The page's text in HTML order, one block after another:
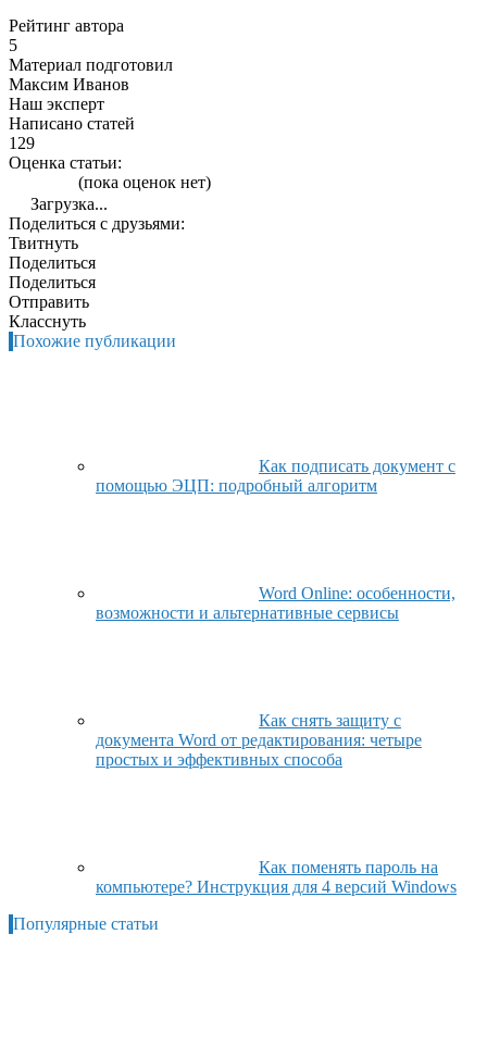
Рейтинг автора
5
Материал подготовил
Максим Иванов
Наш эксперт
Написано статей
129
Оценка статьи:
(пока оценок нет)
Загрузка...
Поделиться с друзьями:
Твитнуть
Поделиться
Поделиться
Отправить
Класснуть
Похожие публикации
Как подписать документ с
помощью ЭЦП: подробный алгоритм
Word Online: особенности,
возможности и альтернативные сервисы
Как снять защиту с
документа Word от редактирования: четыре
простых и эффективных способа
Как поменять пароль на
компьютере? Инструкция для 4 версий Windows
Популярные статьи